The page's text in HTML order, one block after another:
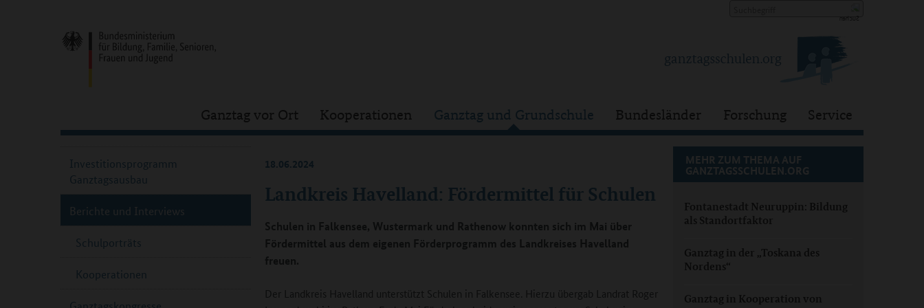
Ganztag vor Ort Kooperationen Ganztag und Grundschule Bundesländer Forschung Service
Landkreis Havelland: Fördermittel für Schulen
18.06.2024
Schulen in Falkensee, Wustermark und Rathenow konnten sich im Mai über
Fördermittel aus dem eigenen Förderprogramm des Landkreises Havelland
freuen.
Der Landkreis Havelland unterstützt Schulen in Falkensee. Hierzu übergab Landrat Roger
MEHR ZUM THEMA AUF
GANZTAGSSCHULEN.ORG
Fontanestadt Neuruppin: Bildung
als Standortfaktor
Ganztag in der „Toskana des
Nordens“
Ganztag in Kooperation von
Investitionsprogramm
Ganztagsausbau
Berichte und Interviews
Schulporträts
Kooperationen